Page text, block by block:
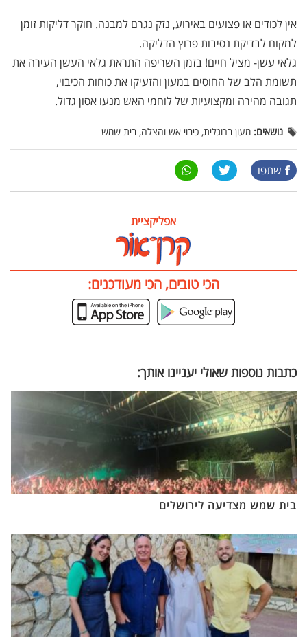
אין לכודים או פצועים באירוע, נזק נגרם למבנה. חוקר דליקות זומן
למקום לבדיקת נסיבות פרוץ הדליקה.
גלאי עשן- מציל חיים! בזמן השריפה התראת גלאי העשן העירה את
תשומת הלב של החוסים במעון והזעיקו את כוחות הכיבוי,
תגובה מהירה ומקצועיות של לוחמי האש מנעו אסון גדול.
נושאים: מעון ברוגלית, כיבוי אש והצלה, בית שמש
שתפו
אפליקציית
הכי טובים, הכי מעודכנים:
כתבות נוספות שאולי יעניינו אותך:
בית שמש מצדיעה לירושלים